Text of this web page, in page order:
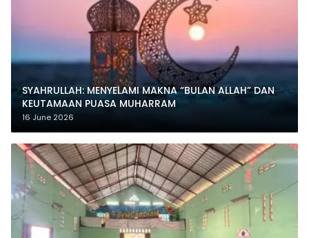
SYAHRULLAH: MENYELAMI MAKNA “BULAN ALLAH” DAN
KEUTAMAAN PUASA MUHARRAM
16 June 2026